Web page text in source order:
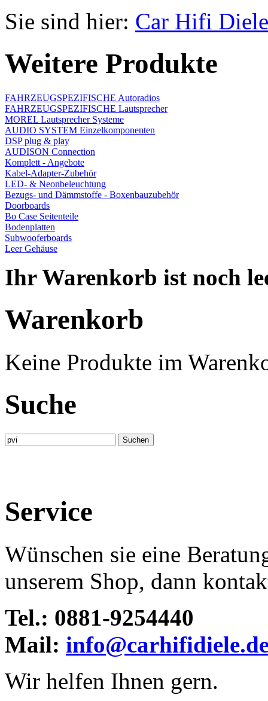
Sie sind hier: Car Hifi
Weitere Produkte
FAHRZEUGSPEZIFISCHE Autoradios
FAHRZEUGSPEZIFISCHE Lautsprecher
MOREL Lautsprecher Systeme
AUDIO SYSTEM Einzelkomponenten
DSP plug & play
AUDISON Connection
Komplett - Angebote
Kabel-Adapter-Zubehör
LED- & Neonbeleuchtung
Bezugs- und Dämmstoffe - Boxenbauzubehör
Doorboards
Bo Case Seitenteile
Bodenplatten
Subwooferboards
Leer Gehäuse
Ihr Warenkorb ist noch
Warenkorb
Keine Produkte im
Suche
Service
Wünschen sie eine
unserem Shop, dann
Tel.: 0881-9254440
Mail:
Wir helfen Ihnen gern.